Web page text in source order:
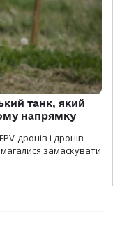
танк, який
напрямку
дронів і дронів-
замаскувати